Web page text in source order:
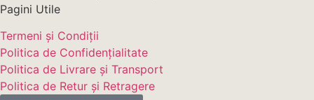
Pagini Utile
Termeni și Condiții
Politica de Confidențialitate
Politica de Livrare și Transport
Politica de Retur și Retragere